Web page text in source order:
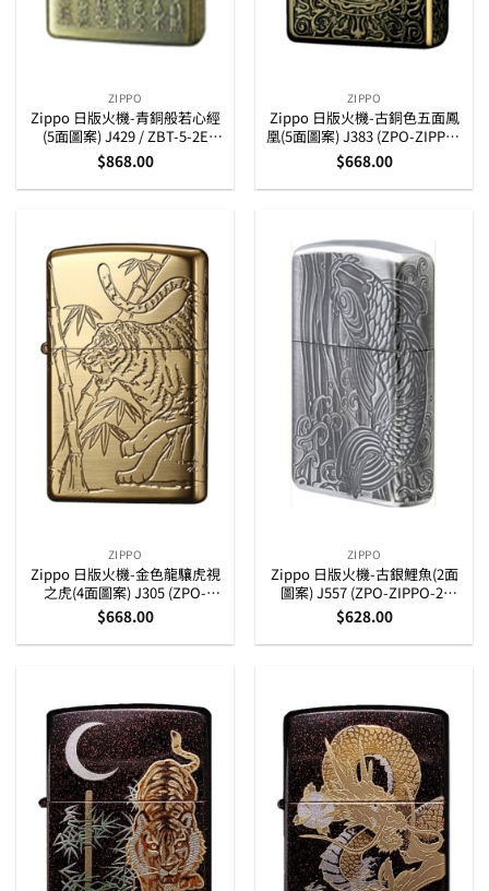
ZIPPO
Zippo 日版火機-青銅般若心經
(5面圖案) J429 / ZBT-5-2E
(ZPO-ZIPPO-5-J429-ZBT-5-
2E)
$868.00
ZIPPO
Zippo 日版火機-古銅色五面鳳
凰(5面圖案) J383 (ZPO-ZIPPO-
5-J383)
$668.00
ZIPPO
Zippo 日版火機-金色龍驤虎視
之虎(4面圖案) J305 (ZPO-
ZIPPO-4-J305)
$668.00
ZIPPO
Zippo 日版火機-古銀鯉魚(2面
圖案) J557 (ZPO-ZIPPO-2-
J557)
$628.00